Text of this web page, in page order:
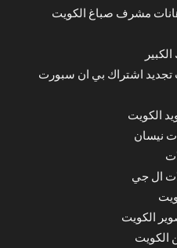
مشرف صباغ الكويت
تجديد اشتراك بي ان سبورت
الكويت
نيسان
ال جي
الكويت
الكويت